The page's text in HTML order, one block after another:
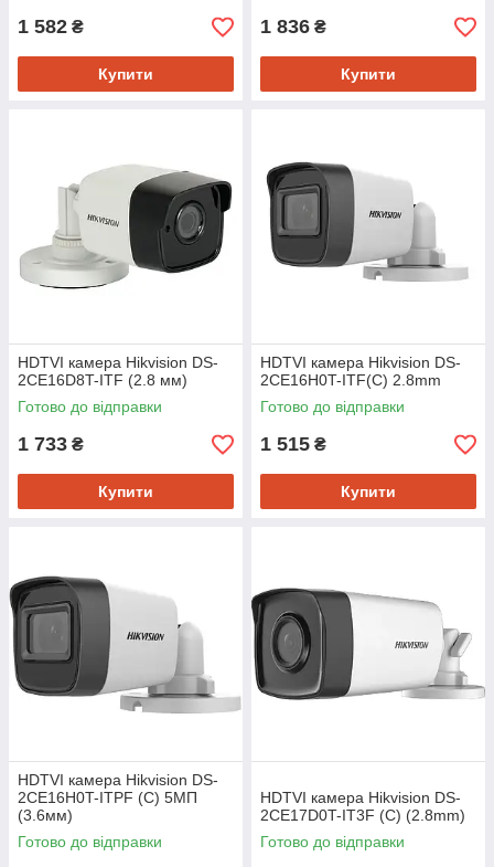
1 582 ₴
Купити
1 836 ₴
Купити
HDTVI камера Hikvision DS-
2CE16D8T-ITF (2.8 мм)
Готово до відправки
1 733 ₴
Купити
HDTVI камера Hikvision DS-
2CE16H0T-ITF(С) 2.8mm
Готово до відправки
1 515 ₴
Купити
HDTVI камера Hikvision DS-
2CE16H0T-ITPF (C) 5МП
(3.6мм)
Готово до відправки
HDTVI камера Hikvision DS-
2CE17D0T-IT3F (C) (2.8mm)
Готово до відправки